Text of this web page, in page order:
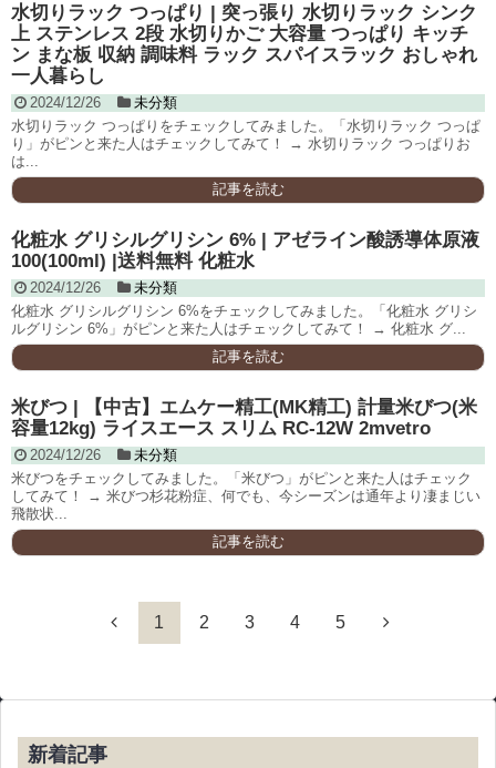
水切りラック つっぱり | 突っ張り 水切りラック シンク
上 ステンレス 2段 水切りかご 大容量 つっぱり キッチ
ン まな板 収納 調味料 ラック スパイスラック おしゃれ
一人暮らし
2024/12/26
未分類
水切りラック つっぱりをチェックしてみました。「水切りラック つっぱ
り」がピンと来た人はチェックしてみて！ → 水切りラック つっぱりお
は...
記事を読む
化粧水 グリシルグリシン 6% | アゼライン酸誘導体原液
100(100ml) |送料無料 化粧水
2024/12/26
未分類
化粧水 グリシルグリシン 6%をチェックしてみました。「化粧水 グリシ
ルグリシン 6%」がピンと来た人はチェックしてみて！ → 化粧水 グ...
記事を読む
米びつ | 【中古】エムケー精工(MK精工) 計量米びつ(米
容量12kg) ライスエース スリム RC-12W 2mvetro
2024/12/26
未分類
米びつをチェックしてみました。「米びつ」がピンと来た人はチェック
してみて！ → 米びつ杉花粉症、何でも、今シーズンは通年より凄まじい
飛散状...
記事を読む
1 2 3 4 5
新着記事